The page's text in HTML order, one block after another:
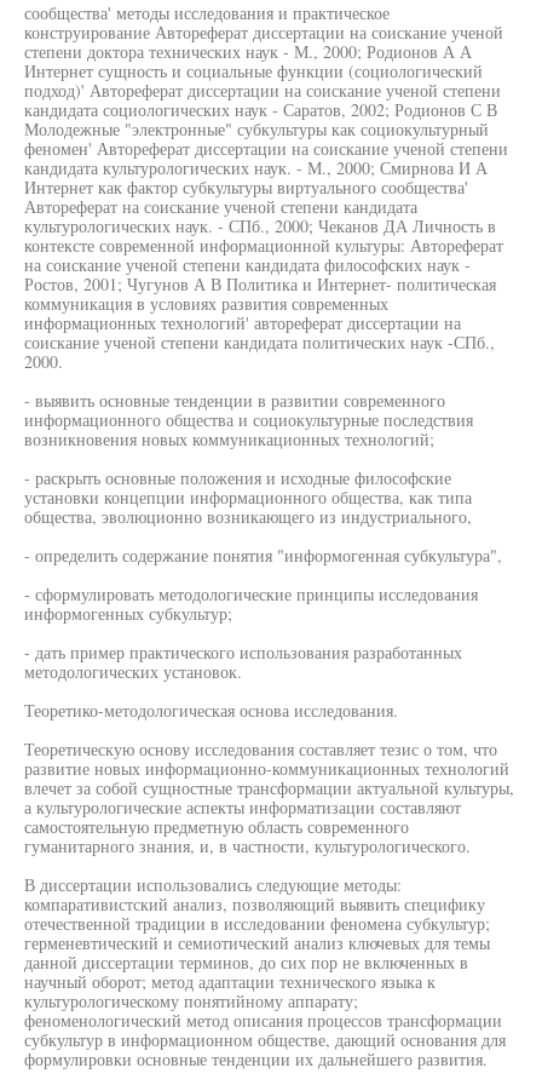
сообщества' методы исследования и практическое
конструирование Автореферат диссертации на соискание ученой
степени доктора технических наук - М., 2000; Родионов А А
Интернет сущность и социальные функции (социологический
подход)' Автореферат диссертации на соискание ученой степени
кандидата социологических наук - Саратов, 2002; Родионов С В
Молодежные "электронные" субкультуры как социокультурный
феномен' Автореферат диссертации на соискание ученой степени
кандидата культурологических наук. - М., 2000; Смирнова И А
Интернет как фактор субкультуры виртуального сообщества'
Автореферат на соискание ученой степени кандидата
культурологических наук. - СПб., 2000; Чеканов ДА Личность в
контексте современной информационной культуры: Автореферат
на соискание ученой степени кандидата философских наук -
Ростов, 2001; Чугунов А В Политика и Интернет- политическая
коммуникация в условиях развития современных
информационных технологий' автореферат диссертации на
соискание ученой степени кандидата политических наук -СПб.,
2000.
- выявить основные тенденции в развитии современного
информационного общества и социокультурные последствия
возникновения новых коммуникационных технологий;
- раскрыть основные положения и исходные философские
установки концепции информационного общества, как типа
общества, эволюционно возникающего из индустриального,
- определить содержание понятия "информогенная субкультура",
- сформулировать методологические принципы исследования
информогенных субкультур;
- дать пример практического использования разработанных
методологических установок.
Теоретико-методологическая основа исследования.
Теоретическую основу исследования составляет тезис о том, что
развитие новых информационно-коммуникационных технологий
влечет за собой сущностные трансформации актуальной культуры,
а культурологические аспекты информатизации составляют
самостоятельную предметную область современного
гуманитарного знания, и, в частности, культурологического.
В диссертации использовались следующие методы:
компаративистский анализ, позволяющий выявить специфику
отечественной традиции в исследовании феномена субкультур;
герменевтический и семиотический анализ ключевых для темы
данной диссертации терминов, до сих пор не включенных в
научный оборот; метод адаптации технического языка к
культурологическому понятийному аппарату;
феноменологический метод описания процессов трансформации
субкультур в информационном обществе, дающий основания для
формулировки основные тенденции их дальнейшего развития.